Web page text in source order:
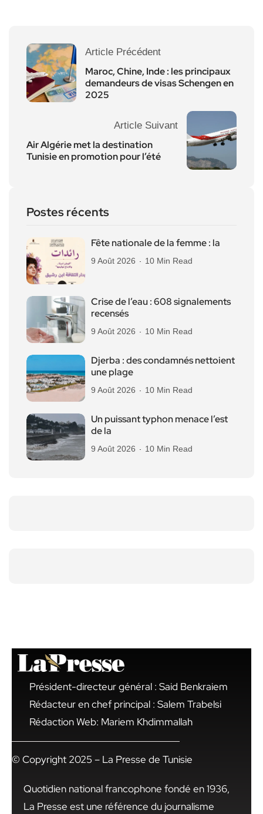
Article Précédent
Maroc, Chine, Inde : les principaux
demandeurs de visas Schengen en
2025
Article Suivant
Air Algérie met la destination
Tunisie en promotion pour l’été
Postes récents
Fête nationale de la femme : la
9 Août 2026 10 Min Read
Crise de l’eau : 608 signalements
recensés
9 Août 2026 10 Min Read
Djerba : des condamnés nettoient
une plage
9 Août 2026 10 Min Read
Un puissant typhon menace l’est
de la
9 Août 2026 10 Min Read
Président-directeur général : Said Benkraiem
Rédacteur en chef principal : Salem Trabelsi
Rédaction Web: Mariem Khdimmallah
© Copyright 2025 – La Presse de Tunisie
Quotidien national francophone fondé en 1936,
La Presse est une référence du journalisme